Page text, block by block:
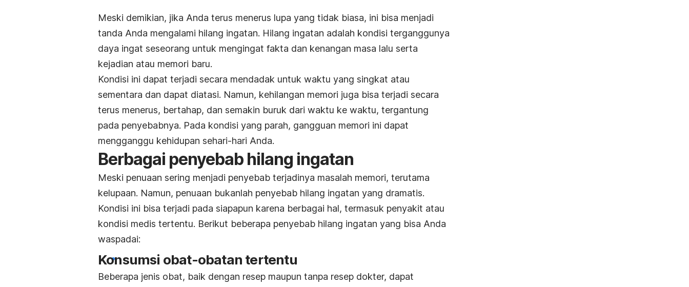
Meski demikian, jika Anda terus menerus lupa yang tidak biasa, ini bisa menjadi
tanda Anda mengalami hilang ingatan. Hilang ingatan adalah kondisi terganggunya
daya ingat seseorang untuk mengingat fakta dan kenangan masa lalu serta
kejadian atau memori baru.
Kondisi ini dapat terjadi secara mendadak untuk waktu yang singkat atau
sementara dan dapat diatasi. Namun, kehilangan memori juga bisa terjadi secara
terus menerus, bertahap, dan semakin buruk dari waktu ke waktu, tergantung
pada penyebabnya. Pada kondisi yang parah, gangguan memori ini dapat
mengganggu kehidupan sehari-hari Anda.
Berbagai penyebab hilang ingatan
Meski penuaan sering menjadi penyebab terjadinya masalah memori, terutama
kelupaan. Namun, penuaan bukanlah penyebab hilang ingatan yang dramatis.
Kondisi ini bisa terjadi pada siapapun karena berbagai hal, termasuk penyakit atau
kondisi medis tertentu. Berikut beberapa penyebab hilang ingatan yang bisa Anda
waspadai:
Konsumsi obat-obatan tertentu
Beberapa jenis obat, baik dengan resep maupun tanpa resep dokter, dapat